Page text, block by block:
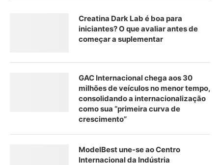
Creatina Dark Lab é boa para
iniciantes? O que avaliar antes de
começar a suplementar
GAC Internacional chega aos 30
milhões de veículos no menor tempo,
consolidando a internacionalização
como sua “primeira curva de
crescimento”
ModelBest une-se ao Centro
Internacional da Indústria